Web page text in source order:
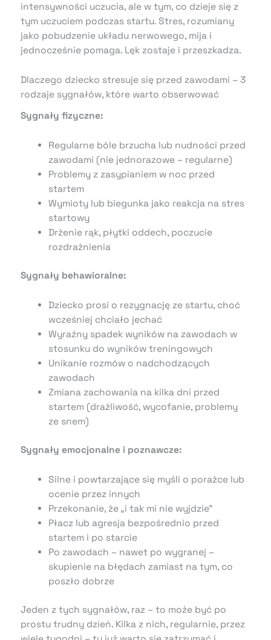
intensywności uczucia, ale w tym, co dzieje się z
tym uczuciem podczas startu. Stres, rozumiany
jako pobudzenie układu nerwowego, mija i
jednocześnie pomaga. Lęk zostaje i przeszkadza.
Dlaczego dziecko stresuje się przed zawodami – 3
rodzaje sygnałów, które warto obserwować
Sygnały fizyczne:
Regularne bóle brzucha lub nudności przed
zawodami (nie jednorazowe – regularne)
Problemy z zasypianiem w noc przed
startem
Wymioty lub biegunka jako reakcja na stres
startowy
Drżenie rąk, płytki oddech, poczucie
rozdrażnienia
Sygnały behawioralne:
Dziecko prosi o rezygnację ze startu, choć
wcześniej chciało jechać
Wyraźny spadek wyników na zawodach w
stosunku do wyników treningowych
Unikanie rozmów o nadchodzących
zawodach
Zmiana zachowania na kilka dni przed
startem (drażliwość, wycofanie, problemy
ze snem)
Sygnały emocjonalne i poznawcze:
Silne i powtarzające się myśli o porażce lub
ocenie przez innych
Przekonanie, że „i tak mi nie wyjdzie”
Płacz lub agresja bezpośrednio przed
startem i po starcie
Po zawodach – nawet po wygranej –
skupienie na błędach zamiast na tym, co
poszło dobrze
Jeden z tych sygnałów, raz – to może być po
prostu trudny dzień. Kilka z nich, regularnie, przez